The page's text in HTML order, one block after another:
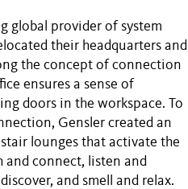
global provider of system
their headquarters and
the concept of connection
ensures a sense of
doors in the workspace. To
Gensler created an
lounges that activate the
and connect, listen and
and smell and relax.